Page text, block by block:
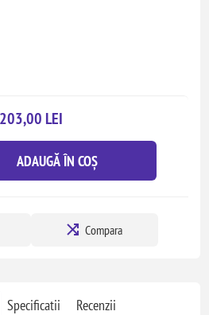
203,00 LEI
ADAUGĂ ÎN COȘ
Compara
Specificatii Recenzii